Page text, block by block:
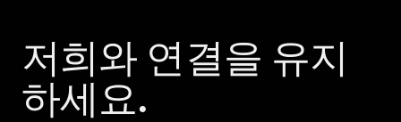
저희와 연결을 유지
하세요.